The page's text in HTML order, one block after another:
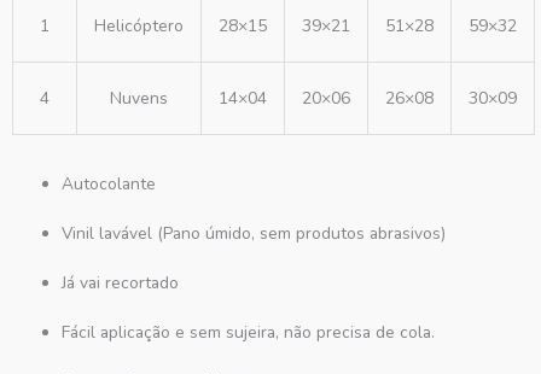
1 Helicóptero 28×15 39×21 51×28 59×32
4 Nuvens 14×04 20×06 26×08 30×09
Autocolante
Vinil lavável (Pano úmido, sem produtos abrasivos)
Já vai recortado
Fácil aplicação e sem sujeira, não precisa de cola.